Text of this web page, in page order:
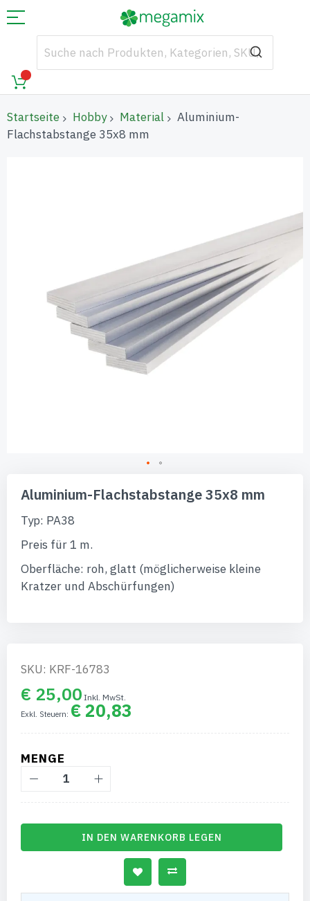
Startseite Hobby Material
Aluminium-
Flachstabstange 35x8 mm
Anfang
Bildgalerie
springen
Aluminium-Flachstabstange 35x8 mm
Typ: PA38
Preis für 1 m.
Oberfläche: roh, glatt (möglicherweise kleine
Kratzer und Abschürfungen)
SKU: KRF-16783
€ 25,00
€ 20,83
MENGE
IN DEN WARENKORB LEGEN